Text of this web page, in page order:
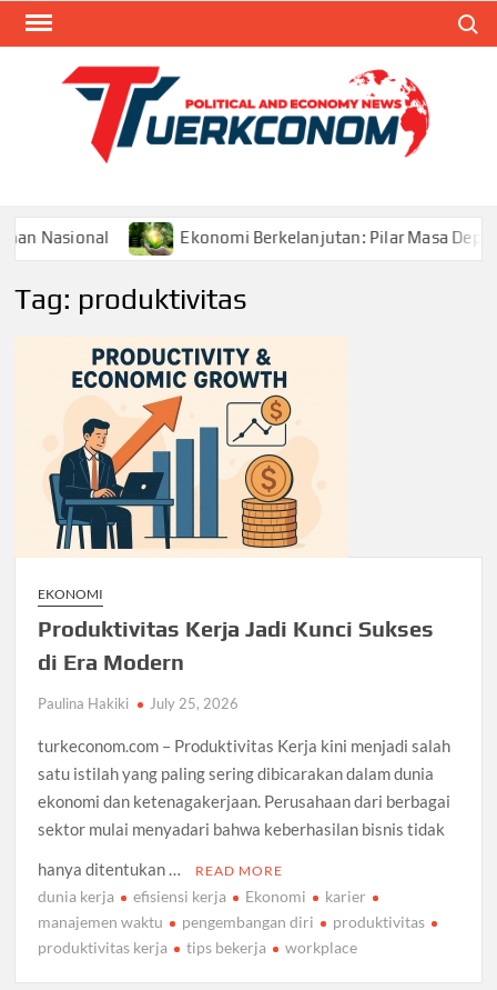
Skip
Ekonomi Berkelanjutan: Pilar Masa Depan
Tag: produktivitas
EKONOMI
Produktivitas Kerja Jadi Kunci Sukses
di Era Modern
Paulina Hakiki July 25, 2026
turkeconom.com – Produktivitas Kerja kini menjadi salah
satu istilah yang paling sering dibicarakan dalam dunia
ekonomi dan ketenagakerjaan. Perusahaan dari berbagai
sektor mulai menyadari bahwa keberhasilan bisnis tidak
hanya ditentukan …
READ MORE
dunia kerja efisiensi kerja Ekonomi
karier
manajemen waktu
pengembangan diri
produktivitas
produktivitas kerja
tips bekerja workplace